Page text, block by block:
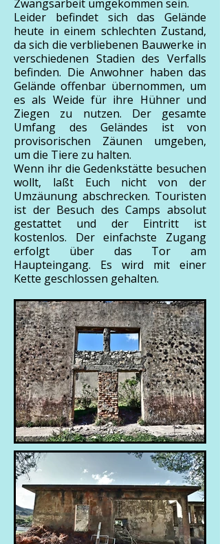
Zwangsarbeit umgekommen sein.
Leider befindet sich das Gelände
heute in einem schlechten Zustand,
da sich die verbliebenen Bauwerke in
verschiedenen Stadien des Verfalls
befinden. Die Anwohner haben das
Gelände offenbar übernommen, um
es als Weide für ihre Hühner und
Ziegen zu nutzen. Der gesamte
Umfang des Geländes ist von
provisorischen Zäunen umgeben,
um die Tiere zu halten.
Wenn ihr die Gedenkstätte besuchen
wollt, laßt Euch nicht von der
Umzäunung abschrecken. Touristen
ist der Besuch des Camps absolut
gestattet und der Eintritt ist
kostenlos. Der einfachste Zugang
erfolgt über das Tor am
Haupteingang. Es wird mit einer
Kette geschlossen gehalten.